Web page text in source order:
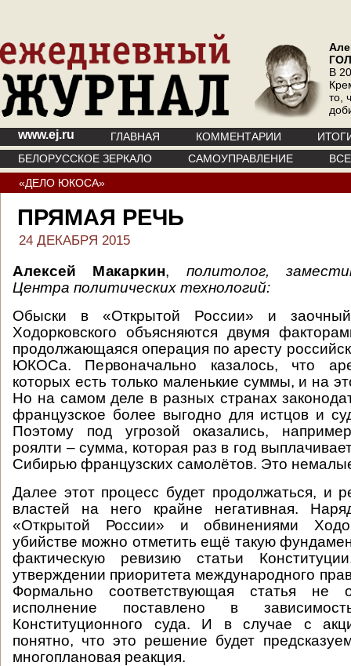
В
то,
www.ej.ru ГЛАВНАЯ КОММЕНТАРИИ
БЕЛОРУССКОЕ ЗЕРКАЛО
САМОУПРАВЛЕНИЕ
«ДЕЛО ЮКОСА»
ПРЯМАЯ РЕЧЬ
24 ДЕКАБРЯ 2015
Алексей Макаркин, политолог,
Центра политических технологий:
Обыски в «Открытой России» и
Ходорковского объясняются двумя
продолжающаяся операция по аресту
ЮКОСа. Первоначально казалось, что
которых есть только маленькие суммы, и на
Но на самом деле в разных странах
французское более выгодно для истцов и
Поэтому под угрозой оказались,
роялти – сумма, которая раз в год
Сибирью французских самолётов. Это
Далее этот процесс будет продолжаться, и
властей на него крайне негативная.
«Открытой России» и обвинениями
убийстве можно отметить ещё такую
фактическую ревизию статьи
утверждении приоритета международного
Формально соответствующая статья не
исполнение поставлено в
Конституционного суда. И в случае с
понятно, что это решение будет
многоплановая реакция.